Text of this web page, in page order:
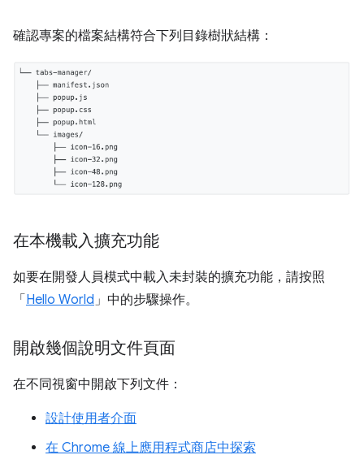
確認專案的檔案結構符合下列目錄樹狀結構：
在本機載入擴充功能
如要在開發人員模式中載入未封裝的擴充功能，請按照
「 Hello World」中的步驟操作。
開啟幾個說明文件頁面
在不同視窗中開啟下列文件：
設計使用者介面
在 Chrome 線上應用程式商店中探索